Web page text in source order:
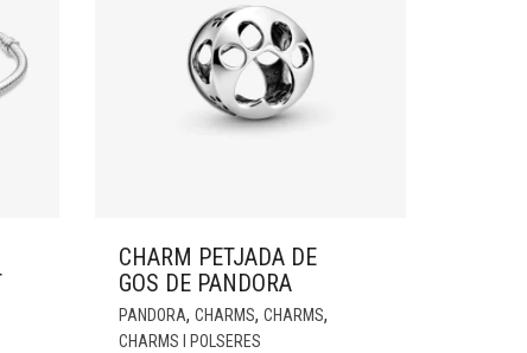
CHARM PETJADA DE
GOS DE PANDORA
PANDORA, CHARMS, CHARMS,
CHARMS I POLSERES